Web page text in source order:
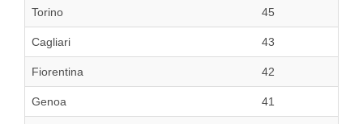
Torino 45
Cagliari 43
Fiorentina 42
Genoa 41